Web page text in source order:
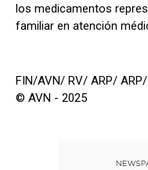
los medicamentos
familiar en atención
FIN/AVN/ RV/ ARP/ ARP/
© AVN - 2025